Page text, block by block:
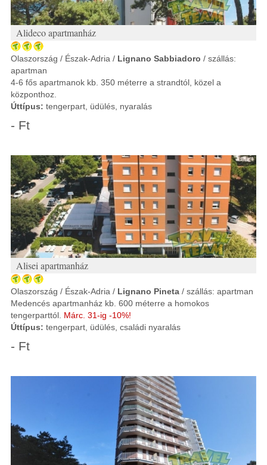
Alideco apartmanház
Olaszország / Észak-Adria / Lignano Sabbiadoro / szállás:
apartman
4-6 fős apartmanok kb. 350 méterre a strandtól, közel a
központhoz.
Úttípus: tengerpart, üdülés, nyaralás
- Ft
Alisei apartmanház
Olaszország / Észak-Adria / Lignano Pineta / szállás: apartman
Medencés apartmanház kb. 600 méterre a homokos
tengerparttól. Márc. 31-ig -10%!
Úttípus: tengerpart, üdülés, családi nyaralás
- Ft